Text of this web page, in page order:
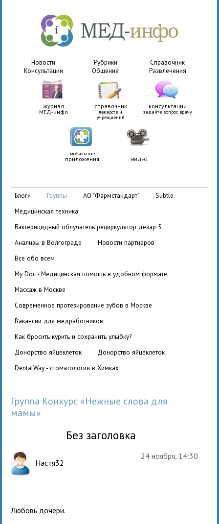
Новости Рубрики
Справочник
Консультации
Общение Развлечения
журнал
МЕД-инфо
справочник
лекарств и
учреждений
консультации
задайте вопрос врачу
мобильные
приложения ВИДЕО
блоги группы АО "Фармстандарт"
Subtle
медицинская техника
бактерицидный облучатель рециркулятор дезар 5
Анализы в Волгограде
Новости партнеров
Все обо всем
My Doc - Медицинская помощь в удобном формате
Массаж в Москве
Современное протезирование зубов в Москве
вакансии для медработников
Как бросить курить и сохранить улыбку?
Донорство яйцеклеток
Донорство яйцеклеток
DentalWay - стоматология в Химках
Группа Конкурс «Нежные слова для
мамы»
Без заголовка
Настя32
24 ноября, 14:30
Любовь дочери.